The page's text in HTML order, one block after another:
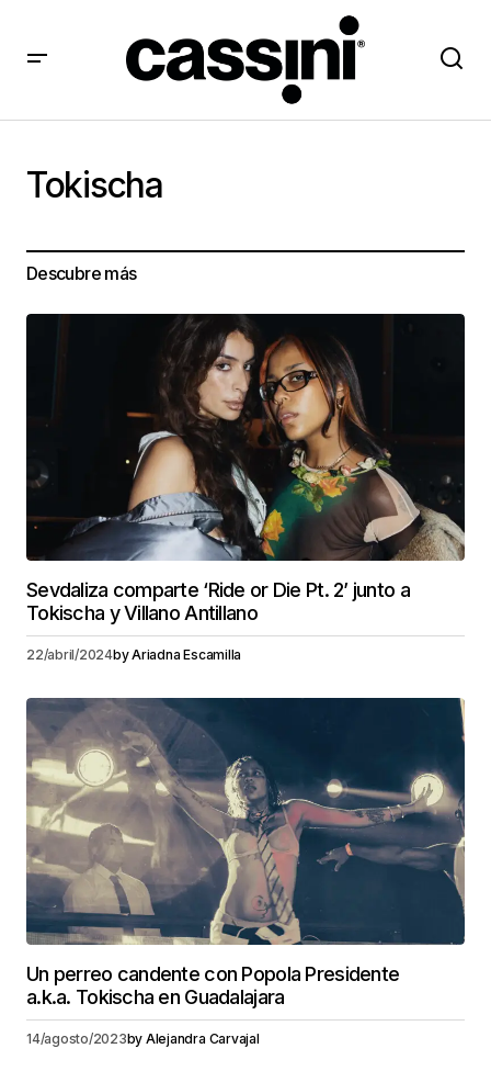
Tokischa
Descubre más
Sevdaliza comparte ‘Ride or Die Pt. 2’ junto a
Tokischa y Villano Antillano
22/abril/2024byAriadna Escamilla
Un perreo candente con Popola Presidente
a.k.a. Tokischa en Guadalajara
14/agosto/2023by Alejandra Carvajal